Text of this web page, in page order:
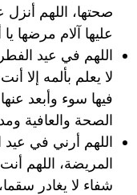
صحتها، اللهم
عليها آلام مرضها
اللهم في عيد
لا يعلم بألمه إلا
فيها سوء وأبعد
الصحة والعافية
اللهم أرني في
المريضة، اللهم
شفاء لا يغادر